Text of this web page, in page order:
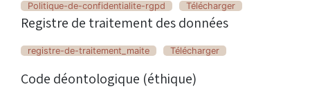
Politique-de-confidentialite-rgpd Télécharger
Registre de traitement des données
registre-de-traitement_maite Télécharger
Code déontologique (éthique)